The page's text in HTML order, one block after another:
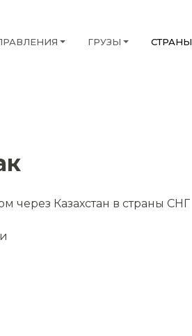
ГРУЗЫ СТРАНЫ
через Казахстан в страны СНГ